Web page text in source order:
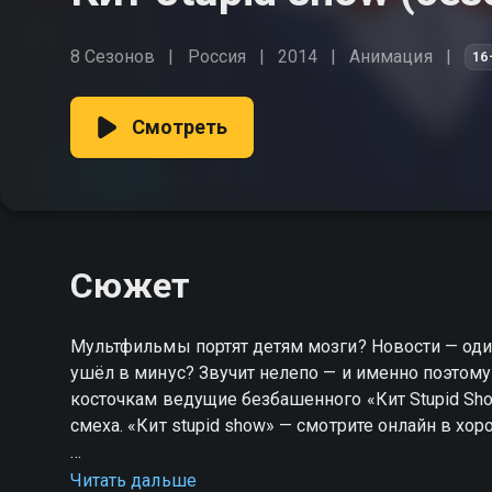
8 Сезонов Россия 2014 Анимация
Смотреть
Сюжет
Мультфильмы портят детям мозги? Новости —
ушёл в минус? Звучит нелепо — и именно
косточкам ведущие безбашенного «Кит Stupid
смеха. «Кит stupid show» — смотрите онлайн в
Посмотреть онлайн 4 сезон сериала Кит stupid
Читать дальше